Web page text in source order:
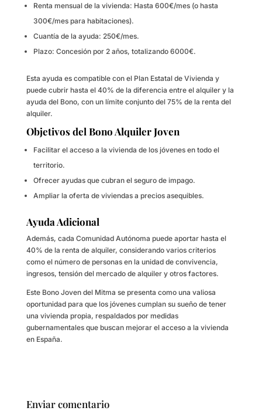
Renta mensual de la vivienda: Hasta 600€/mes (o hasta
300€/mes para habitaciones).
Cuantía de la ayuda: 250€/mes.
Plazo: Concesión por 2 años, totalizando 6000€.
Esta ayuda es compatible con el Plan Estatal de Vivienda y
puede cubrir hasta el 40% de la diferencia entre el alquiler y la
ayuda del Bono, con un límite conjunto del 75% de la renta del
alquiler.
Objetivos del Bono Alquiler Joven
Facilitar el acceso a la vivienda de los jóvenes en todo el
territorio.
Ofrecer ayudas que cubran el seguro de impago.
Ampliar la oferta de viviendas a precios asequibles.
Ayuda Adicional
Además, cada Comunidad Autónoma puede aportar hasta el
40% de la renta de alquiler, considerando varios criterios
como el número de personas en la unidad de convivencia,
ingresos, tensión del mercado de alquiler y otros factores.
Este Bono Joven del Mitma se presenta como una valiosa
oportunidad para que los jóvenes cumplan su sueño de tener
una vivienda propia, respaldados por medidas
gubernamentales que buscan mejorar el acceso a la vivienda
en España.
Enviar comentario